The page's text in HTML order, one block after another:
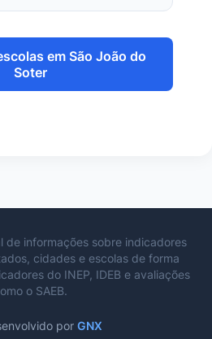
em São João do
Soter
de informações sobre indicadores
cidades e escolas de forma
do INEP, IDEB e avaliações
o SAEB.
por GNX